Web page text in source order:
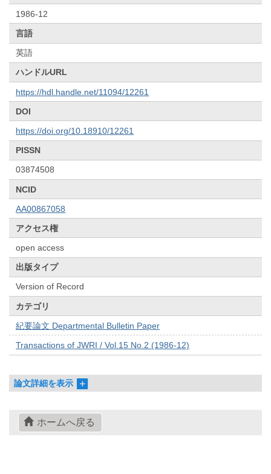
1986-12
言語
英語
ハンドルURL
https://hdl.handle.net/11094/12261
DOI
https://doi.org/10.18910/12261
PISSN
03874508
NCID
AA00867058
アクセス権
open access
出版タイプ
Version of Record
カテゴリ
紀要論文 Departmental Bulletin Paper
Transactions of JWRI / Vol.15 No.2 (1986-12)
論文詳細を表示
ホームへ戻る